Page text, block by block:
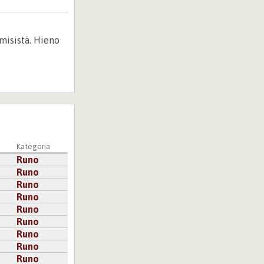
Hieno
Kategoria
Runo
Runo
Runo
Runo
Runo
Runo
Runo
Runo
Runo